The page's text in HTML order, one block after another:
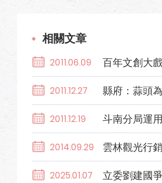
相關文章
2011.06.09 百年文創大
2011.12.27 縣府：蒜頭
2011.12.19 斗南分局運
2014.09.29 雲林觀光行
2025.01.07 立委劉建國